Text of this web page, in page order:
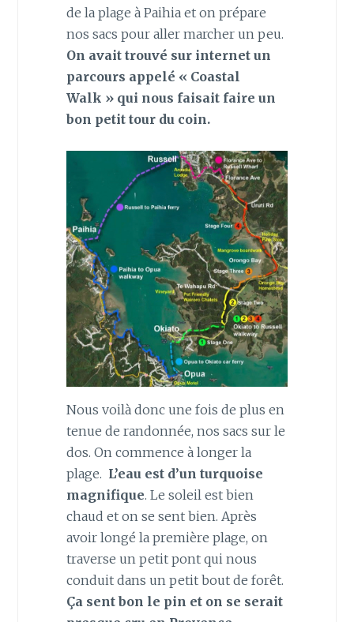
de la plage à Paihia et on prépare
nos sacs pour aller marcher un peu.
On avait trouvé sur internet un
parcours appelé « Coastal
Walk » qui nous faisait faire un
bon petit tour du coin.
Nous voilà donc une fois de plus en
tenue de randonnée, nos sacs sur le
dos. On commence à longer la
plage. L’eau est d’un turquoise
magnifique. Le soleil est bien
chaud et on se sent bien. Après
avoir longé la première plage, on
traverse un petit pont qui nous
conduit dans un petit bout de forêt.
Ça sent bon le pin et on se serait